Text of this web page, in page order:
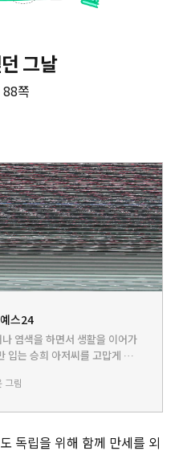
그날
쪽
스24
염색을 하면서 생활을 이어가
는 승희 아저씨를 고맙게 여긴
, 콘사이스, 정, 리인 학생들이
과 태극기를 컴…
그림
독립을 위해 함께 만세를 외